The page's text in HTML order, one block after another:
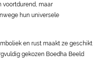
voortdurend, maar
hun universele
en rust maakt ze geschikt
gekozen Boedha Beeld